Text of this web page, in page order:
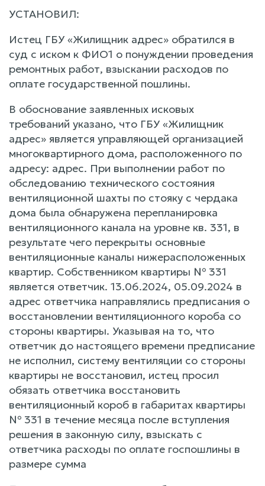
УСТАНОВИЛ:
Истец ГБУ «Жилищник адрес» обратился в
суд с иском к ФИО1 о понуждении проведения
ремонтных работ, взыскании расходов по
оплате государственной пошлины.
В обоснование заявленных исковых
требований указано, что ГБУ «Жилищник
адрес» является управляющей организацией
многоквартирного дома, расположенного по
адресу: адрес. При выполнении работ по
обследованию технического состояния
вентиляционной шахты по стояку с чердака
дома была обнаружена перепланировка
вентиляционного канала на уровне кв. 331, в
результате чего перекрыты основные
вентиляционные каналы нижерасположенных
квартир. Собственником квартиры № 331
является ответчик. 13.06.2024, 05.09.2024 в
адрес ответчика направлялись предписания о
восстановлении вентиляционного короба со
стороны квартиры. Указывая на то, что
ответчик до настоящего времени предписание
не исполнил, систему вентиляции со стороны
квартиры не восстановил, истец просил
обязать ответчика восстановить
вентиляционный короб в габаритах квартиры
№ 331 в течение месяца после вступления
решения в законную силу, взыскать с
ответчика расходы по оплате госпошлины в
размере сумма